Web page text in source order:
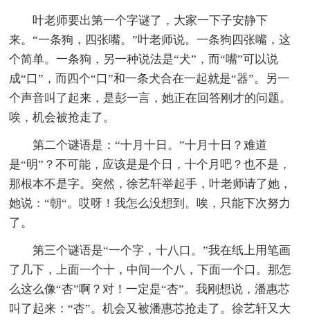
叶老师要出第一个字谜了，大家一下子安静下
来。“一条狗，四张嘴。”叶老师说。一条狗四张嘴，这
个简单。一条狗，另一种说法是“犬”，而“嘴”可以说
成“口”，而四个“口”和一条犬合在一起就是“器”。另一
个声音叫了起来，是彭一言，她正在回答刚才的问题。
唉，机会被抢走了。
第二个谜语是：“十月十日。”十月十日？难道
是“明”？不可能，应该是是个日，十个月吧？也不是，
那根本不是字。突然，徐艺轩举起手，叶老师请了她，
她说：“朝“。哎呀！我怎么没想到。唉，只能下次努力
了。
第三个谜语是“一个字，十八口。”我在纸上用笔画
了几下，上面一个十，中间一个八，下面一个口。那怎
么这么像“杏”啊？对！一定是“杏”。我刚想说，潘惠芯
叫了起来：“杏”。机会又被潘惠芯抢走了。徐艺轩又大